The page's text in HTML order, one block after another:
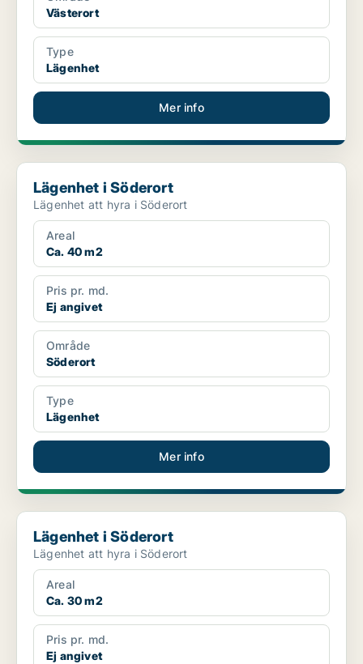
Västerort
Type
Lägenhet
Mer info
Lägenhet i Söderort
Lägenhet i Söderort
Lägenhet att hyra i Söderort
Areal
Ca. 40 m2
Pris pr. md.
Ej angivet
Område
Söderort
Type
Lägenhet
Mer info
Lägenhet i Söderort
Lägenhet i Söderort
Lägenhet att hyra i Söderort
Areal
Ca. 30 m2
Pris pr. md.
Ej angivet